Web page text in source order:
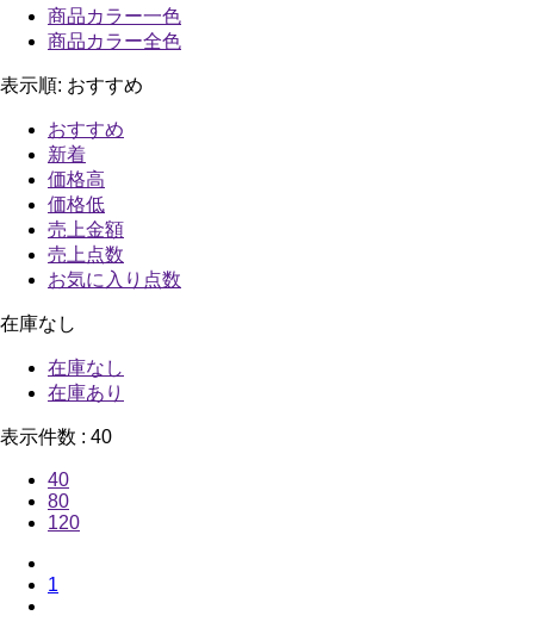
商品カラー一色
商品カラー全色
表示順: おすすめ
おすすめ
新着
価格高
価格低
売上金額
売上点数
お気に入り点数
在庫なし
在庫なし
在庫あり
表示件数 : 40
40
80
120
1